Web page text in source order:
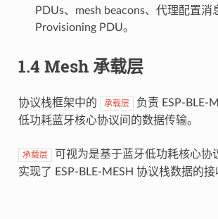
PDUs、mesh beacons、代理配置消
Provisioning PDU。
1.4 Mesh 承载层
协议栈框架中的 承载层
负责 ESP-BLE-
低功耗蓝牙核心协议间的数据传输。
承载层
可视为是基于蓝牙低功耗核心协
实现了 ESP-BLE-MESH 协议栈数据的接